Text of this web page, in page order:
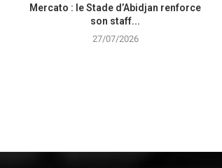
Mercato : le Stade d’Abidjan renforce
son staff...
27/07/2026